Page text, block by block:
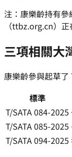
注：康樂齡持有
（ttbz.org.cn）正
三項相關大
康樂齡參與起草了
標準
T/SATA 084-2025
T/SATA 085-2025
T/SATA 094-2025